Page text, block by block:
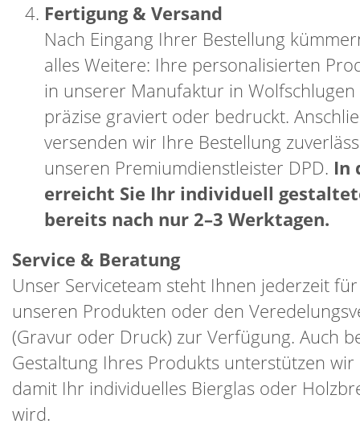
Fertigung & Versand
Nach Eingang Ihrer Bestellung
alles Weitere: Ihre personalisierten
in unserer Manufaktur in Wolfschlugen
präzise graviert oder bedruckt.
versenden wir Ihre Bestellung
unseren Premiumdienstleister DPD. In
erreicht Sie Ihr individuell
bereits nach nur 2–3 Werktagen.
Service & Beratung
Unser Serviceteam steht Ihnen jederzeit
unseren Produkten oder den
(Gravur oder Druck) zur Verfügung. Auch
Gestaltung Ihres Produkts unterstützen wir
damit Ihr individuelles Bierglas oder
wird.